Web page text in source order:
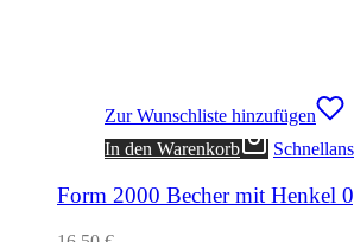
Zur Wunschliste hinzufügen
In den Warenkorb
Form 2000 Becher mit Henkel